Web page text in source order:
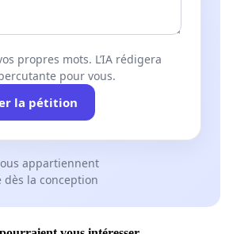
propres mots. L’IA rédigera
pour vous.
la pétition
appartiennent
la conception